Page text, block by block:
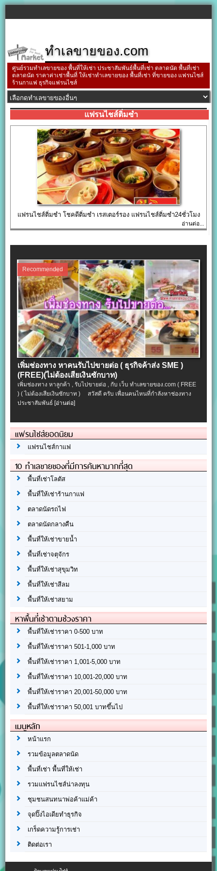
ทำเลขายของ.com
ศูนย์รวมทำเลขายของ พื้นที่ให้เช่า ประชาสัมพันธ์พื้นที่เช่า ตลาดนัด พื้นที่เช่า
ตลาดนัด ราคาค่าเช่าพื้นที่ ให้เช่าทำเลขายของ พื้นที่เช่า ที่ขายของ แฟรนไชส์
ร้านกาแฟ ธุรกิจแฟรนไชส์
แฟรนไชส์ติ่มซำ
แฟรนไชส์ติ่มซำ โชคดีติ่มซำ เรสเตอร์รอง แฟรนไชส์ติ่มซำ24ชั่วโมง
อ่านต่อ...
Recommended
เพิ่มช่องทาง หาคนรับไปขายต่อ ( ธุรกิจค้าส่ง SME )
(FREE)(ไม่ต้องเสียเงินซักบาท)
เพิ่มช่องทาง หาลูกค้า , รับไปขายต่อ , กับ เว็บ ทำเลขายของ.com ( FREE
) ( ไม่ต้องเสียเงินซักบาท ) สวัสดี ครับ เพื่อนคนไหนที่กำลังหาช่องทาง
ประชาสัมพันธ์[อ่านต่อ]
แฟรนไชส์ยอดนิยม
แฟรนไชส์กาแฟ
10 ทำเลขายของที่มีการค้นหามากที่สุด
พื้นที่เช่าโลตัส
พื้นที่ให้เช่าร้านกาแฟ
ตลาดนัดรถไฟ
ตลาดนัดกลางคืน
พื้นที่ให้เช่าขายน้ำ
พื้นที่เช่าจตุจักร
พื้นที่ให้เช่าสุขุมวิท
พื้นที่ให้เช่าสีลม
พื้นที่ให้เช่าสยาม
หาพื้นที่เช่าตามช่วงราคา
พื้นที่ให้เช่าราคา 0-500 บาท
พื้นที่ให้เช่าราคา 501-1,000 บาท
พื้นที่ให้เช่าราคา 1,001-5,000 บาท
พื้นที่ให้เช่าราคา 10,001-20,000 บาท
พื้นที่ให้เช่าราคา 20,001-50,000 บาท
พื้นที่ให้เช่าราคา 50,001 บาทขึ้นไป
เมนูหลัก
หน้าแรก
รวมข้อมูลตลาดนัด
พื้นที่เช่า พื้นที่ให้เช่า
รวมแฟรนไชส์น่าลงทุน
ชุมชนสนทนาพ่อค้าแม่ค้า
จุดปิ๊งไอเดียทำธุรกิจ
เกร็ดความรู้การเช่า
ติดต่อเรา